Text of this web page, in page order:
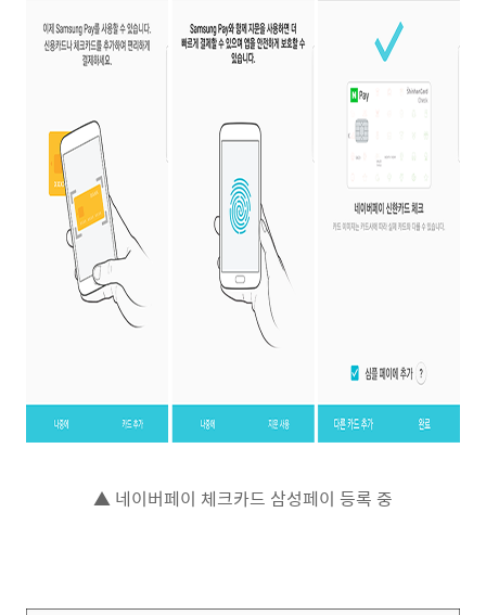
▲ 네이버페이 체크카드 삼성페이 등록 중